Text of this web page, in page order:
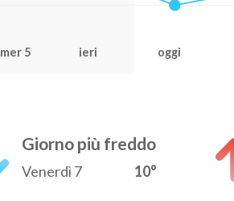
mer 5 ieri oggi
Giorno più freddo
Venerdì 7 10°